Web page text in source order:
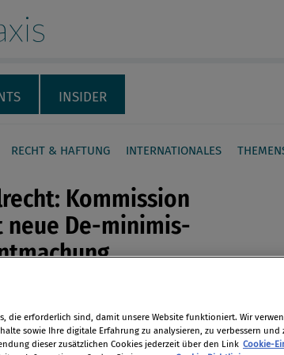
INSIDER
RECHT & HAFTUNG INTERNATIONALES
Kommission
neue De-minimis-
Kommission hat eine neue De-
erlassen, in der sie
welchen Voraussetzungen
die erforderlich sind, damit unsere Website funktioniert. Wir
sowie Ihre digitale Erfahrung zu analysieren, zu verbessern
dieser zusätzlichen Cookies jederzeit über den Link Cookie-